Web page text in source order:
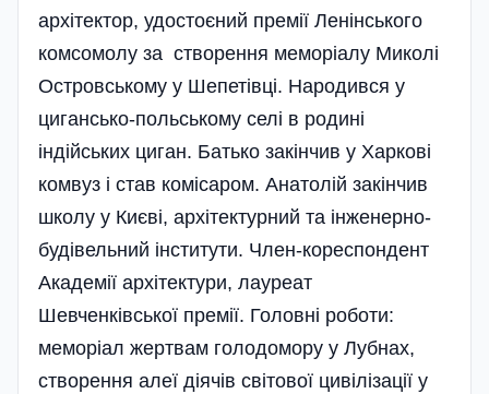
архітектор, удостоєний премії Ленінського
комсомолу за створення меморіалу Миколі
Островському у Шепетівці. Народився у
цигансько-польському селі в родині
індійських циган. Батько закінчив у Харкові
комвуз і став комісаром. Анатолій закінчив
школу у Києві, архітектурний та інженерно-
будівельний інститути. Член-кореспондент
Академії архітектури, лауреат
Шевченківської премії. Головні роботи:
меморіал жертвам голодомору у Лубнах,
створення алеї діячів світової цивілізації у